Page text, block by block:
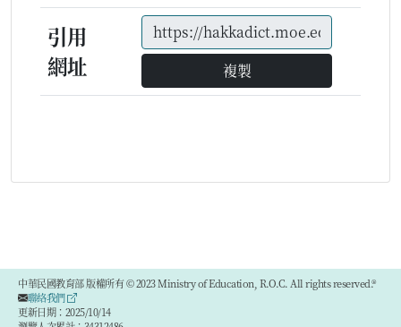
引用
網址
複製
中華民國教育部 版權所有 © 2023 Ministry of Education, R.O.C. All rights reserved.®
聯絡我們
更新日期：2025/10/14